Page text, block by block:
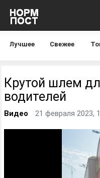
Лучшее Свежее
Крутой шлем
водителей
Видео 21 февраля 2023,